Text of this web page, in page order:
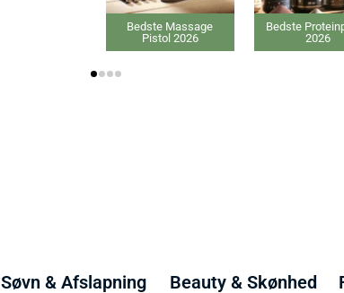
Bedste Massage
Pistol 2026
Bedste
2026
Søvn & Afslapning Beauty & Skønhed